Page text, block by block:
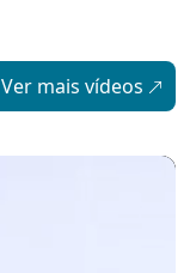
Ver mais vídeos